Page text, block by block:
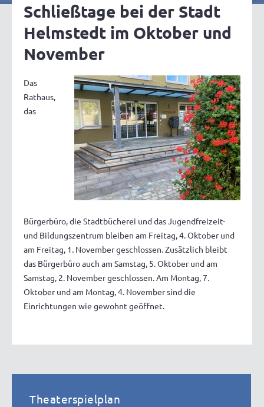
Schließtage bei der Stadt
Helmstedt im Oktober und
November
Das
Rathaus,
das
Bürgerbüro, die Stadtbücherei und das Jugendfreizeit-
und Bildungszentrum bleiben am Freitag, 4. Oktober und
am Freitag, 1. November geschlossen. Zusätzlich bleibt
das Bürgerbüro auch am Samstag, 5. Oktober und am
Samstag, 2. November geschlossen. Am Montag, 7.
Oktober und am Montag, 4. November sind die
Einrichtungen wie gewohnt geöffnet.
Theaterspielplan